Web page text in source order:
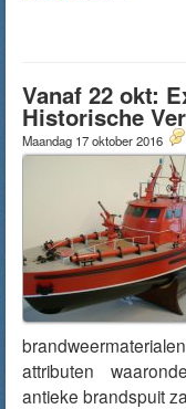
Vanaf 22 okt:
Historische
Maandag 17 oktober 2016
attributen
antieke brandspuit